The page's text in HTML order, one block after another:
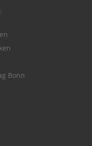
Bonn